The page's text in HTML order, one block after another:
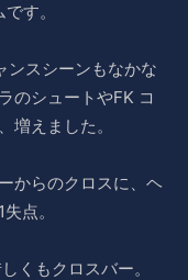
す。
ンスシーンもなかな
のシュートやFK コ
増えました。
からのクロスに、ヘ
点。
くもクロスバー。